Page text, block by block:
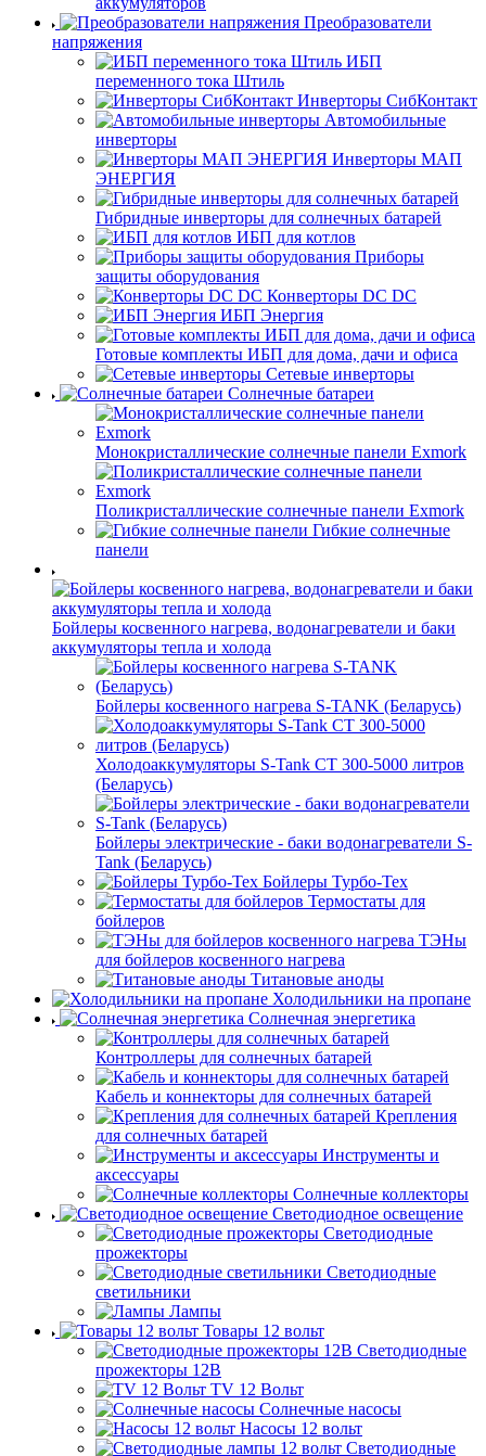
Преобразователи
напряжения
ИБП
переменного тока Штиль
Инверторы СибКонтакт
Автомобильные
инверторы
Инверторы МАП
ЭНЕРГИЯ
Гибридные инверторы для солнечных батарей
ИБП для котлов
Приборы
защиты оборудования
Конверторы DC DC
ИБП Энергия
Готовые комплекты ИБП для дома, дачи и офиса
Сетевые инверторы
Солнечные батареи
Монокристаллические солнечные панели Exmork
Поликристаллические солнечные панели Exmork
Гибкие солнечные
панели
Бойлеры косвенного нагрева, водонагреватели и баки
аккумуляторы тепла и холода
Бойлеры косвенного нагрева S-TANK (Беларусь)
Холодоаккумуляторы S-Tank СТ 300-5000 литров
(Беларусь)
Бойлеры электрические - баки водонагреватели S-
Tank (Беларусь)
Бойлеры Турбо-Тех
Термостаты для
бойлеров
ТЭНы
для бойлеров косвенного нагрева
Титановые аноды
Холодильники на пропане
Солнечная энергетика
Контроллеры для солнечных батарей
Кабель и коннекторы для солнечных батарей
Крепления
для солнечных батарей
Инструменты и
аксессуары
Солнечные коллекторы
Светодиодное освещение
Светодиодные
прожекторы
Светодиодные
светильники
Лампы
Товары 12 вольт
Светодиодные
прожекторы 12В
TV 12 Вольт
Солнечные насосы
Насосы 12 вольт
Светодиодные